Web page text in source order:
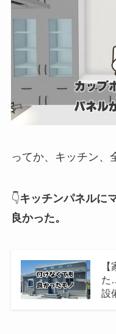
ってか、キッチン、
👇キッチンパネルに
良かった。
た
設